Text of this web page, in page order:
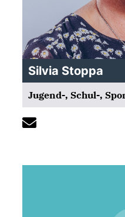
Silvia Stoppa
Jugend-, Schul-,